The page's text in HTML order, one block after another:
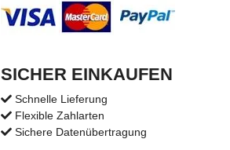
SICHER EINKAUFEN
Schnelle Lieferung
Flexible Zahlarten
Sichere Datenübertragung